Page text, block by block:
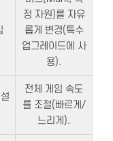
정 자원)를 자유
롭게 변경(특수
업그레이드에 사
용).
전체 게임 속도
를 조절(빠르게/
느리게).